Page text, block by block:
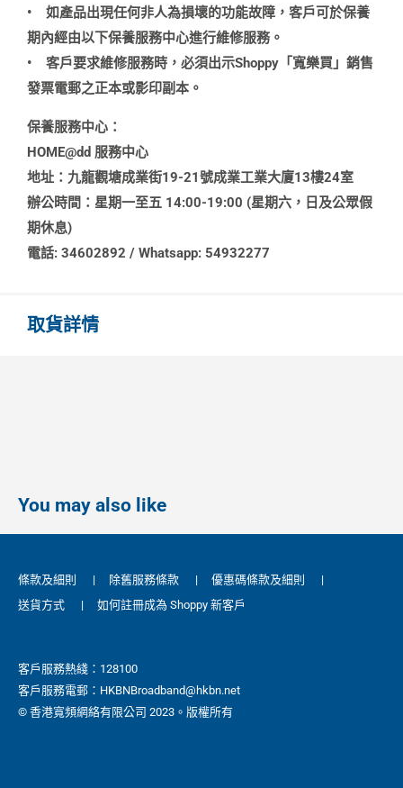
•
如產品出現任何非人為損壞的功能故障，客戶可於保養
期內經由以下保養服務中心進行維修服務。
•
客戶要求維修服務時，必須出示Shoppy「寬樂買」銷售
發票電郵之正本或影印副本。
保養服務中心：
HOME@dd 服務中心
地址：九龍觀塘成業街19-21號成業工業大廈13樓24室
辦公時間：星期一至五 14:00-19:00 (星期六，日及公眾假
期休息)
電話: 34602892 / Whatsapp: 54932277
取貨詳情
You may also like
條款及細則 | 除舊服務條款 | 優惠碼條款及細則
|
送貨方式
| 如何註冊成為 Shoppy 新客戶
客戶服務熱綫：128100
客戶服務電郵：HKBNBroadband@hkbn.net
© 香港寬頻網絡有限公司 2023。版權所有